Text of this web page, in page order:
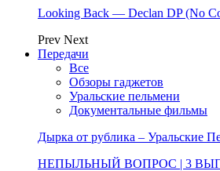
Looking Back — Declan DP (No
Prev Next
Передачи
Все
Обзоры гаджетов
Уральские пельмени
Документальные фильмы
Дырка от рублика – Уральские
НЕПЫЛЬНЫЙ ВОПРОС | 3